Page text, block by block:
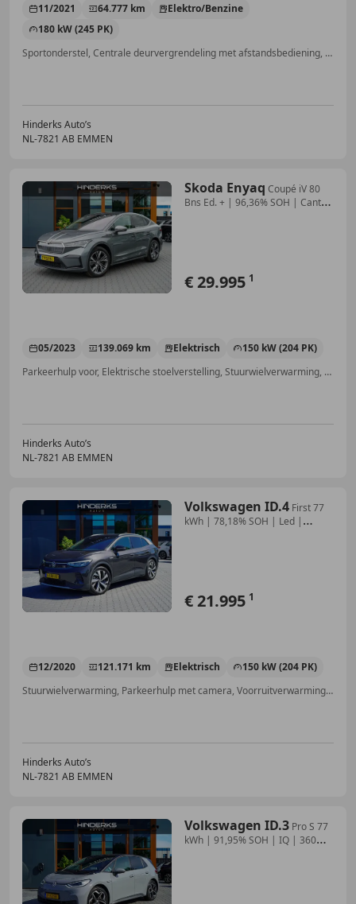
11/2021 64.777 km
Elektro/Benzine
180 kW (245 PK)
Sportonderstel, Centrale deurvergrendeling met afstandsbediening, Getinte ramen, Sportstoelen, Inductieladen voor smartphones, Digitale radio-ontvangst, Apple CarPlay, Geheel digitaal combi-instrument
Hinderks Auto’s
NL-7821 AB EMMEN
Skoda Enyaq Coupé iV 80
Bns Ed. + | 96,36% SOH | Canton
€ 29.995 1
05/2023 139.069 km Elektrisch
150 kW (204 PK)
Parkeerhulp voor, Elektrische stoelverstelling, Stuurwielverwarming, Sfeerverlichting, Head-up display, Elektrische achterklep, Parkeerhulp met camera, Alarm
Hinderks Auto’s
NL-7821 AB EMMEN
Volkswagen ID.4 First 77
kWh | 78,18% SOH | Led |
€ 21.995 1
12/2020 121.171 km Elektrisch
150 kW (204 PK)
Stuurwielverwarming, Parkeerhulp met camera, Voorruitverwarming, Getinte ramen, Stoelverwarming, Armsteun, Alarm, Apple CarPlay
Hinderks Auto’s
NL-7821 AB EMMEN
Volkswagen ID.3 Pro S 77
kWh | 91,95% SOH | IQ | 360